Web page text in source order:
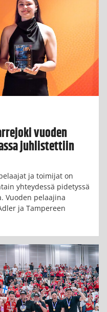
vuoden
juhlistettiin
ja toimijat on
yhteydessä pidetyssä
Vuoden pelaajina
ja Tampereen